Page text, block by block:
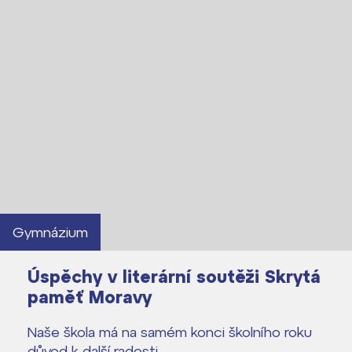
Gymnázium
Úspěchy v literární soutěži Skrytá
paměť Moravy
Naše škola má na samém konci školního roku